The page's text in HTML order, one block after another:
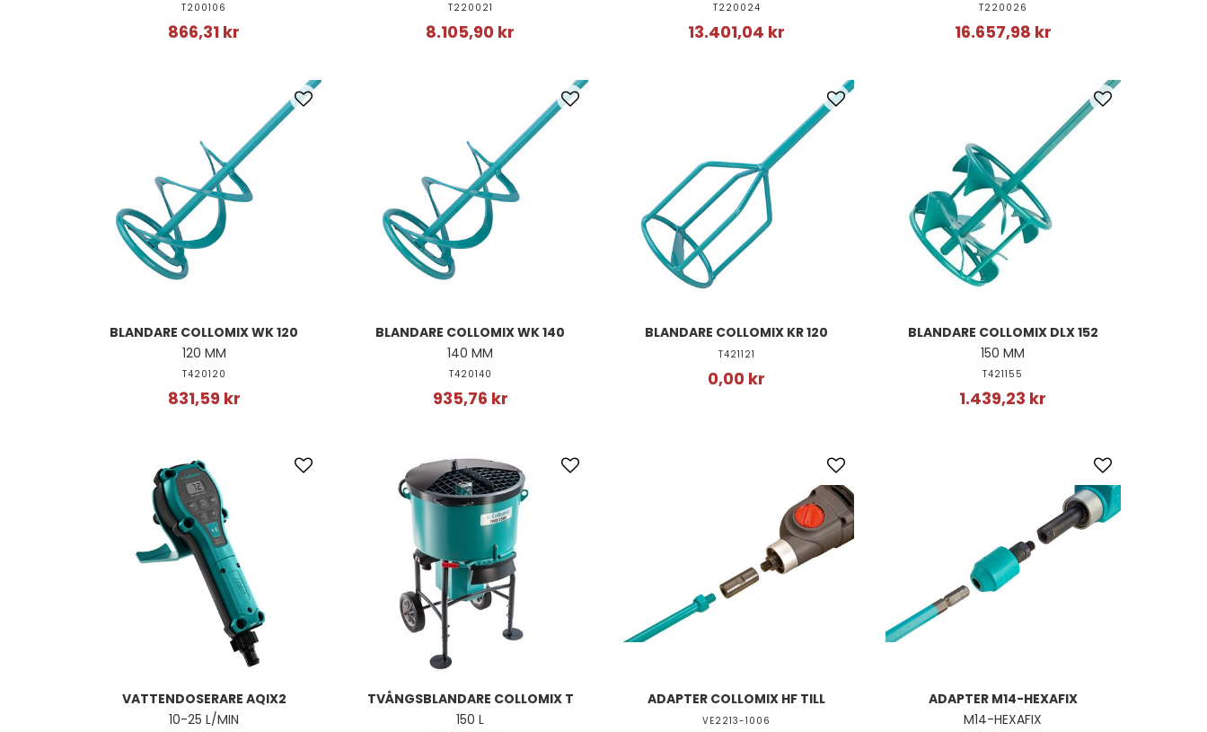
T200106
866,31 kr
T220021
8.105,90 kr
T220024
13.401,04 kr
T220026
16.657,98 kr
BLANDARE COLLOMIX WK 120
120 MM
T420120
831,59 kr
BLANDARE COLLOMIX WK 140
140 MM
T420140
935,76 kr
BLANDARE COLLOMIX KR 120
T421121
0,00 kr
BLANDARE COLLOMIX DLX 152
150 MM
T421155
1.439,23 kr
VATTENDOSERARE AQIX2
10-25 L/MIN
TVÅNGSBLANDARE COLLOMIX T
150 L
ADAPTER COLLOMIX HF TILL
VE2213-1006
ADAPTER M14-HEXAFIX
M14-HEXAFIX